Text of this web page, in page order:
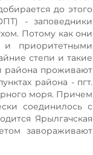
до этого
- заповедники
Потому как они
приоритетными
степи и такие
района проживают
района - пгт.
моря. Причем
соединилось с
Ярылгачская
завораживают